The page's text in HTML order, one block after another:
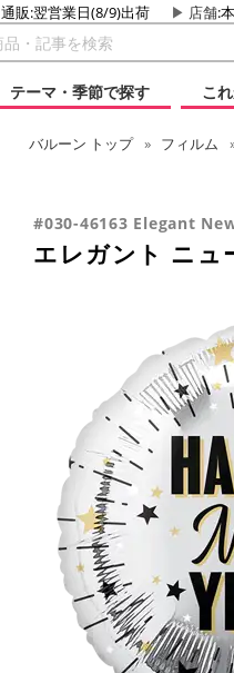
通販:翌営業日(8/9)出荷 店舗:
テーマ・季節で探す
こ
バルーン トップ フィルム
#030-46163 Elegant
エレガント ニュ